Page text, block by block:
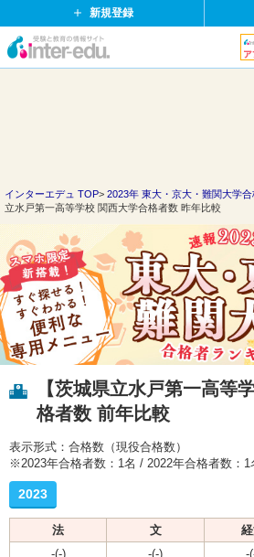
新規登録
イ
ド
ッ
ト
コ
ム
インターエデュ TOP 2023年 東大・京大・難関大学
立水戸第一高等学校 関西大学合格者数 昨年比較
【茨城県立水戸第一高等
格者数 前年比較
表示形式：合格数（現役合格数）
※2023年合格者数：1名 / 2022年合格者数：1
2023
法 文
-(-)
-(-) -